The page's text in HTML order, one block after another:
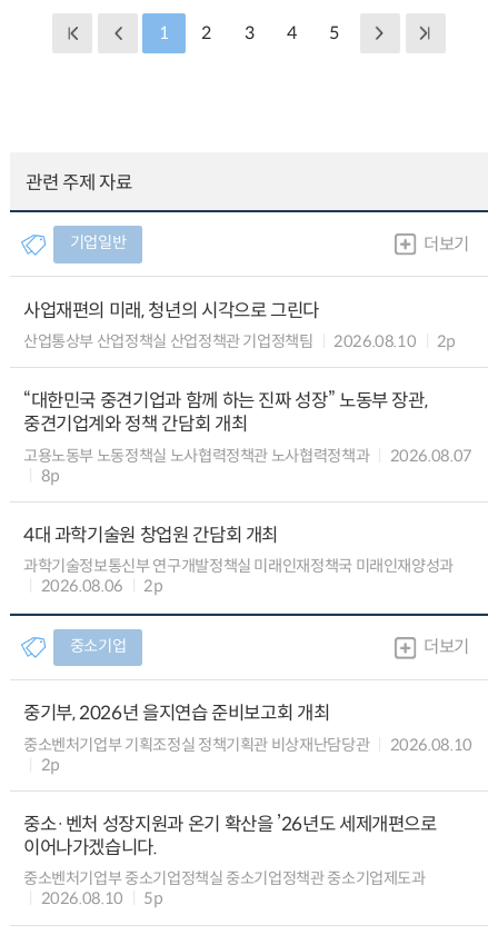
1 2 3 4 5
관련 주제 자료
기업일반 더보기
사업재편의 미래, 청년의 시각으로 그린다
산업통상부 산업정책실 산업정책관 기업정책팀 2026.08.10 2p
“대한민국 중견기업과 함께 하는 진짜 성장” 노동부 장관,
중견기업계와 정책 간담회 개최
고용노동부 노동정책실 노사협력정책관 노사협력정책과
2026.08.07
8p
4대 과학기술원 창업원 간담회 개최
과학기술정보통신부 연구개발정책실 미래인재정책국 미래인재양성과
2026.08.06
2p
중소기업 더보기
중기부, 2026년 을지연습 준비보고회 개최
중소벤처기업부 기획조정실 정책기획관 비상재난담당관
2026.08.10
2p
중소·벤처 성장지원과 온기 확산을 ’26년도 세제개편으로
이어나가겠습니다.
중소벤처기업부 중소기업정책실 중소기업정책관 중소기업제도과
2026.08.10
5p